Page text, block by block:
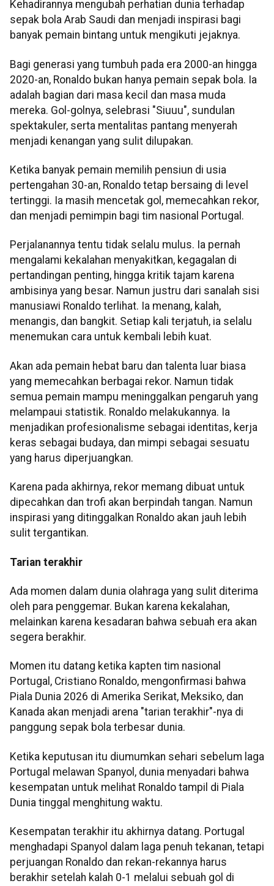
Kehadirannya mengubah perhatian dunia terhadap
sepak bola Arab Saudi dan menjadi inspirasi bagi
banyak pemain bintang untuk mengikuti jejaknya.
Bagi generasi yang tumbuh pada era 2000-an hingga
2020-an, Ronaldo bukan hanya pemain sepak bola. Ia
adalah bagian dari masa kecil dan masa muda
mereka. Gol-golnya, selebrasi "Siuuu", sundulan
spektakuler, serta mentalitas pantang menyerah
menjadi kenangan yang sulit dilupakan.
Ketika banyak pemain memilih pensiun di usia
pertengahan 30-an, Ronaldo tetap bersaing di level
tertinggi. Ia masih mencetak gol, memecahkan rekor,
dan menjadi pemimpin bagi tim nasional Portugal.
Perjalanannya tentu tidak selalu mulus. Ia pernah
mengalami kekalahan menyakitkan, kegagalan di
pertandingan penting, hingga kritik tajam karena
ambisinya yang besar. Namun justru dari sanalah sisi
manusiawi Ronaldo terlihat. Ia menang, kalah,
menangis, dan bangkit. Setiap kali terjatuh, ia selalu
menemukan cara untuk kembali lebih kuat.
Akan ada pemain hebat baru dan talenta luar biasa
yang memecahkan berbagai rekor. Namun tidak
semua pemain mampu meninggalkan pengaruh yang
melampaui statistik. Ronaldo melakukannya. Ia
menjadikan profesionalisme sebagai identitas, kerja
keras sebagai budaya, dan mimpi sebagai sesuatu
yang harus diperjuangkan.
Karena pada akhirnya, rekor memang dibuat untuk
dipecahkan dan trofi akan berpindah tangan. Namun
inspirasi yang ditinggalkan Ronaldo akan jauh lebih
sulit tergantikan.
Tarian terakhir
Ada momen dalam dunia olahraga yang sulit diterima
oleh para penggemar. Bukan karena kekalahan,
melainkan karena kesadaran bahwa sebuah era akan
segera berakhir.
Momen itu datang ketika kapten tim nasional
Portugal, Cristiano Ronaldo, mengonfirmasi bahwa
Piala Dunia 2026 di Amerika Serikat, Meksiko, dan
Kanada akan menjadi arena "tarian terakhir"-nya di
panggung sepak bola terbesar dunia.
Ketika keputusan itu diumumkan sehari sebelum laga
Portugal melawan Spanyol, dunia menyadari bahwa
kesempatan untuk melihat Ronaldo tampil di Piala
Dunia tinggal menghitung waktu.
Kesempatan terakhir itu akhirnya datang. Portugal
menghadapi Spanyol dalam laga penuh tekanan, tetapi
perjuangan Ronaldo dan rekan-rekannya harus
berakhir setelah kalah 0-1 melalui sebuah gol di